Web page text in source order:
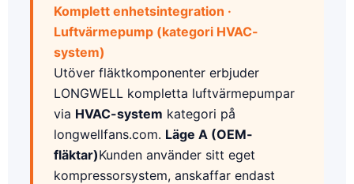
Komplett enhetsintegration ·
Luftvärmepump (kategori HVAC-
system)
Utöver fläktkomponenter erbjuder
LONGWELL kompletta luftvärmepumpar
via HVAC-system kategori på
longwellfans.com. Läge A (OEM-
fläktar)Kunden använder sitt eget
kompressorsystem, anskaffar endast